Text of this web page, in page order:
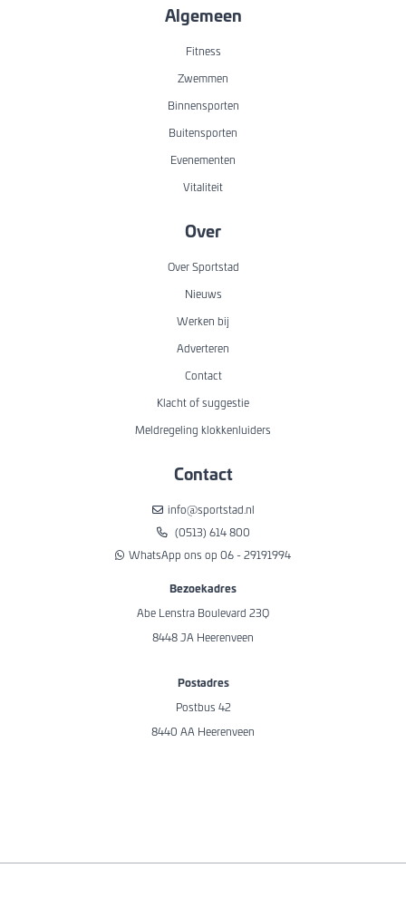
Algemeen
Fitness
Zwemmen
Binnensporten
Buitensporten
Evenementen
Vitaliteit
Over
Over Sportstad
Nieuws
Werken bij
Adverteren
Contact
Klacht of suggestie
Meldregeling klokkenluiders
Contact
info@sportstad.nl
(0513) 614 800
WhatsApp ons op 06 - 29191994
Bezoekadres
Abe Lenstra Boulevard 23Q
8448 JA Heerenveen
Postadres
Postbus 42
8440 AA Heerenveen